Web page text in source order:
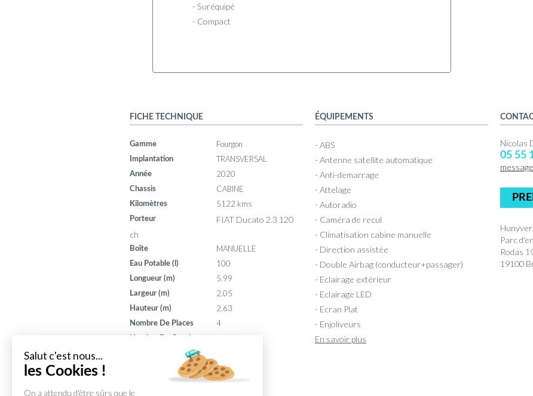
- Suréquipé
- Compact
FICHE TECHNIQUE
Gamme Fourgon
Implantation TRANSVERSAL
Année 2020
Chassis CABINE
Kilomètres 5122 kms
Porteur
FIAT Ducato 2.3 120
ch
Boîte MANUELLE
Eau Potable (l) 100
Longueur (m) 5.99
Largeur (m) 2.05
Hauteur (m) 2.63
Nombre De Places 4
7
ÉQUIPEMENTS
- ABS
- Antenne satellite automatique
- Anti-demarrage
- Attelage
- Autoradio
- Caméra de recul
- Climatisation cabine manuelle
- Direction assistée
- Double Airbag (conducteur+passager)
- Eclairage extérieur
- Eclairage LED
- Ecran Plat
- Enjoliveurs
En savoir plus
Nicolas
05 55
Parc
Rodas
19100
Salut c'est nous...
les Cookies !
On a attendu d'être sûrs que le